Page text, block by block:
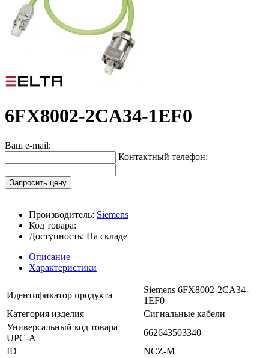
6FX8002-2CA34-1EF0
Ваш e-mail:
Контактный телефон:
Запросить цену
Производитель: Siemens
Код товара:
Доступность: На складе
Описание
Характеристики
Идентификатор продукта
Siemens 6FX8002-2CA34-
1EF0
Категория изделия
Сигнальные кабели
Универсальный код товара
UPC-A
662643503340
ID
NCZ-M